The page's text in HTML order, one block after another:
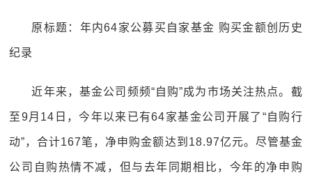
原标题：年内64家公募买自家基金 购买金额创历史
纪录
近年来，基金公司频频“自购”成为市场关注热点。截
至9月14日，今年以来已有64家基金公司开展了“自购行
动”，合计167笔，净申购金额达到18.97亿元。尽管基金
公司自购热情不减，但与去年同期相比，今年的净申购